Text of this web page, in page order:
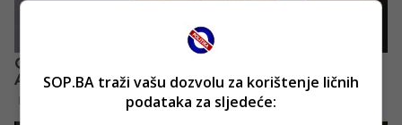
SOP.BA traži vašu dozvolu za korištenje ličnih
podataka za sljedeće: